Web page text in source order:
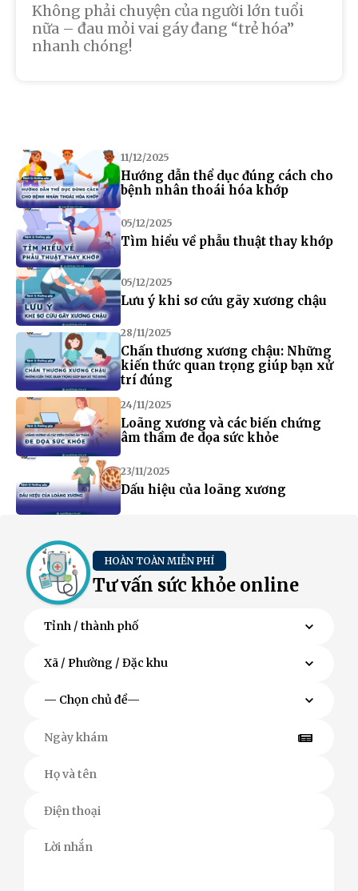
Không phải chuyện của người lớn tuổi
nữa – đau mỏi vai gáy đang “trẻ hóa”
nhanh chóng!
11/12/2025
Hướng dẫn thể dục đúng cách cho
bệnh nhân thoái hóa khớp
05/12/2025
Tìm hiểu về phẫu thuật thay khớp
05/12/2025
Lưu ý khi sơ cứu gãy xương chậu
28/11/2025
Chấn thương xương chậu: Những
kiến thức quan trọng giúp bạn xử
trí đúng
24/11/2025
Loãng xương và các biến chứng
âm thầm đe dọa sức khỏe
23/11/2025
Dấu hiệu của loãng xương
HOÀN TOÀN MIỄN PHÍ
Tư vấn sức khỏe online